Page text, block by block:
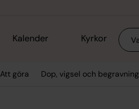
Kalender Kyrkor Sök
Att göra Dop, vigsel och begravning